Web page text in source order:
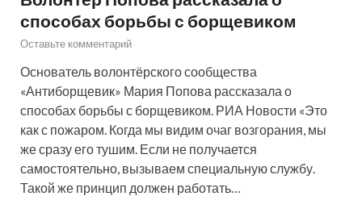
способах борьбы с борщевиком
Оставьте комментарий
Основатель волонтёрского сообщества
«Антиборщевик» Мария Попова рассказала о
способах борьбы с борщевиком. РИА Новости «Это
как с пожаром. Когда мы видим очаг возгорания, мы
же сразу его тушим. Если не получается
самостоятельно, вызываем специальную службу.
Такой же принцип должен работать…